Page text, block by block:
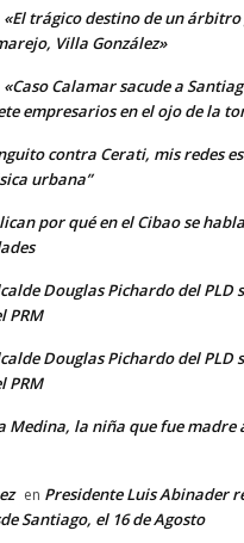
«El trágico destino de un
Villa González»
«Caso Calamar sacude a
empresarios en el ojo de la
contra Cerati, mis redes
urbana”
por qué en el Cibao se
Douglas Pichardo del PLD
PRM
Douglas Pichardo del PLD
PRM
Medina, la niña que fue madre
en Presidente Luis Abinader
Santiago, el 16 de Agosto